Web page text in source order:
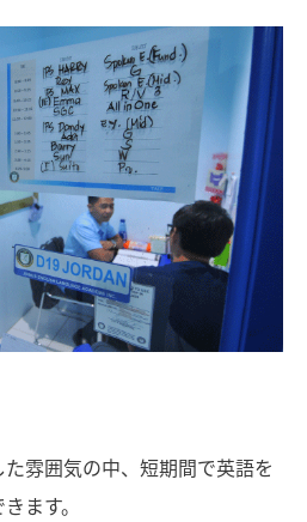
雰囲気の中、短期間で英語を
ます。